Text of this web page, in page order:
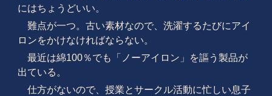
にはちょうどいい。
難点が一つ。古い素材なので、洗濯するたびにアイ
ロンをかけなければならない。
最近は綿100％でも「ノーアイロン」を謳う製品が
出ている。
仕方がないので、授業とサークル活動に忙しい息子